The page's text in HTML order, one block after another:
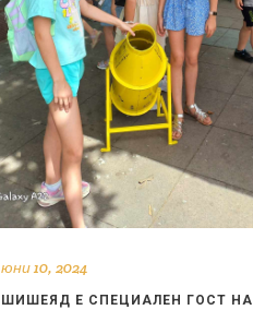
юни 10, 2024
ШИШЕЯД Е СПЕЦИАЛЕН ГОСТ НА